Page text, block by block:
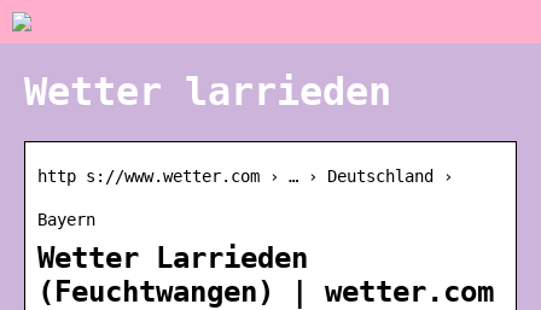
Wetter larrieden
http s://www.wetter.com › … › Deutschland ›
Bayern
Wetter Larrieden
(Feuchtwangen) | wetter.com